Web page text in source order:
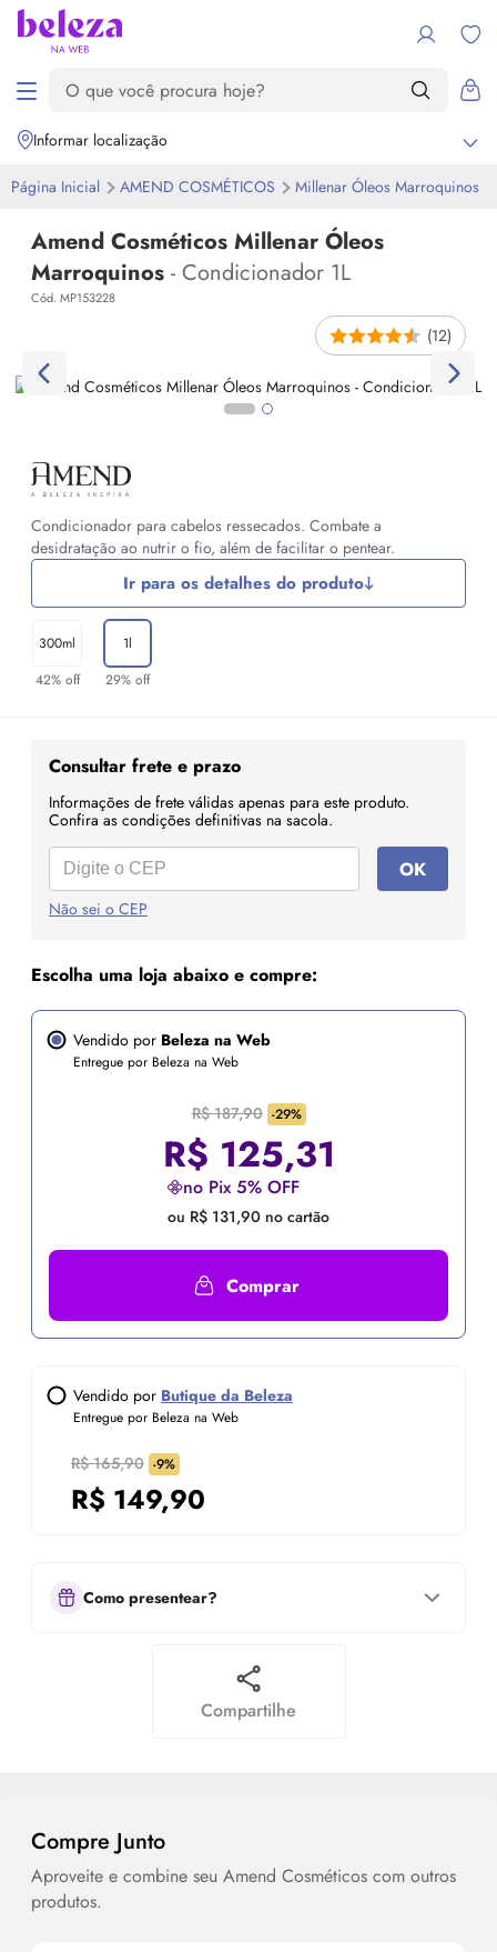
Informar localização
Página Inicial AMEND COSMÉTICOS Millenar Óleos Marroquinos
Amend Cosméticos Millenar Óleos
Marroquinos - Condicionador 1L
Cód. MP153228
(12)
Condicionador para cabelos ressecados. Combate a
desidratação ao nutrir o fio, além de facilitar o pentear.
Ir para os detalhes do produto
300ml
42% off
1l
29% off
Consultar frete e prazo
Informações de frete válidas apenas para este produto.
Confira as condições definitivas na sacola.
OK
Não sei o CEP
Escolha uma loja abaixo e compre:
Vendido por Beleza na Web
Entregue por Beleza na Web
R$ 187,90 -29%
R$ 125,31
no Pix 5% OFF
ou R$ 131,90 no cartão
Comprar
Vendido por Butique da Beleza
Entregue por Beleza na Web
R$ 165,90 -9%
R$ 149,90
Como presentear?
Compartilhe
Compre Junto
Aproveite e combine seu Amend Cosméticos com outros
produtos.